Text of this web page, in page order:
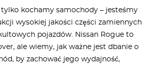
kochamy samochody – jesteśmy
wysokiej jakości części zamiennych
pojazdów. Nissan Rogue to
ale wiemy, jak ważne jest dbanie o
by zachować jego wydajność,